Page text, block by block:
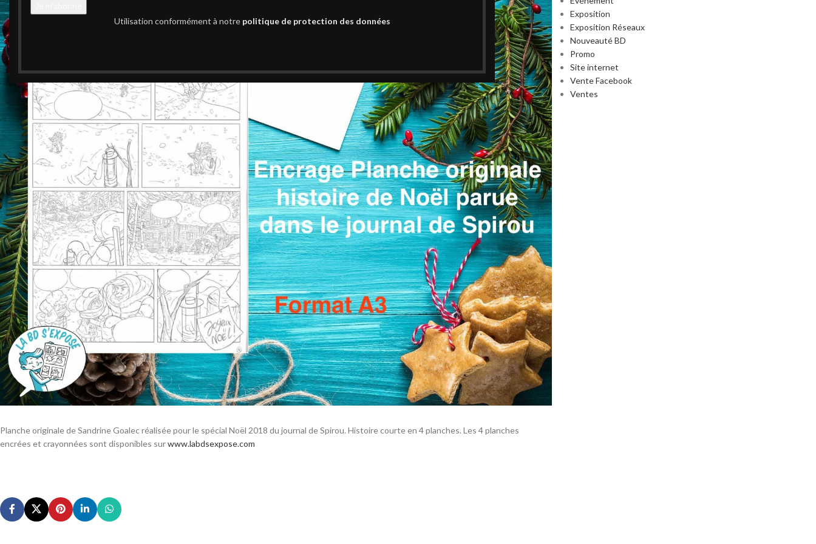
Utilisation conformément à notre politique de protection des données
Planche originale de Sandrine Goalec réalisée pour le spécial Noël 2018 du journal de Spirou. Histoire courte en 4 planches. Les 4 planches
encrées et crayonnées sont disponibles surwww.labdsexpose.com
Exposition
Exposition Réseaux
Nouveauté BD
Promo
Site internet
Vente Facebook
Ventes